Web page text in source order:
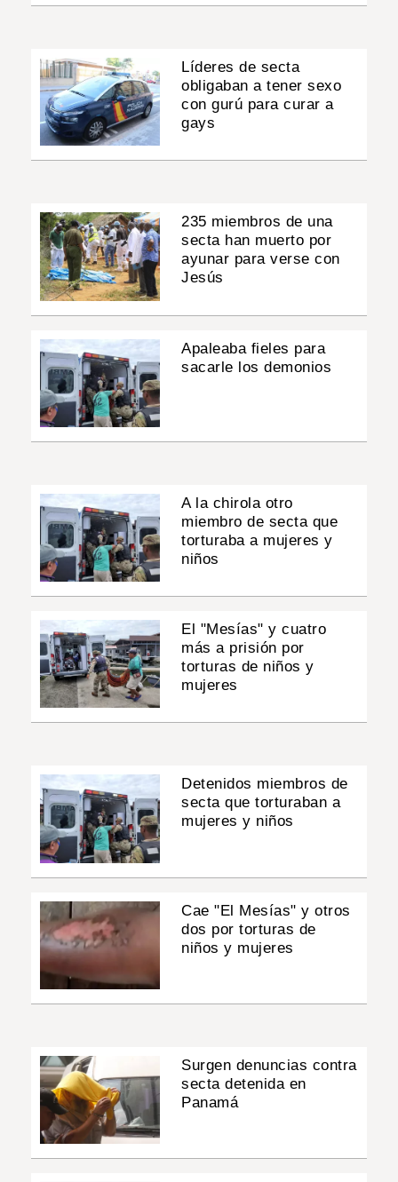
Líderes de secta
obligaban a tener sexo
con gurú para curar a
gays
235 miembros de una
secta han muerto por
ayunar para verse con
Jesús
Apaleaba fieles para
sacarle los demonios
A la chirola otro
miembro de secta que
torturaba a mujeres y
niños
El "Mesías" y cuatro
más a prisión por
torturas de niños y
mujeres
Detenidos miembros de
secta que torturaban a
mujeres y niños
Cae "El Mesías" y otros
dos por torturas de
niños y mujeres
Surgen denuncias contra
secta detenida en
Panamá